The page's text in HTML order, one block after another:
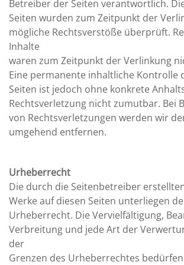
Betreiber der Seiten verantwortlich.
Seiten wurden zum Zeitpunkt der
mögliche Rechtsverstöße überprüft.
Inhalte
waren zum Zeitpunkt der Verlinkung
Eine permanente inhaltliche Kontrolle
Seiten ist jedoch ohne konkrete
Rechtsverletzung nicht zumutbar. Bei
von Rechtsverletzungen werden wir
umgehend entfernen.
Urheberrecht
Die durch die Seitenbetreiber
Werke auf diesen Seiten unterliegen
Urheberrecht. Die Vervielfältigung,
Verbreitung und jede Art der
der
Grenzen des Urheberrechtes